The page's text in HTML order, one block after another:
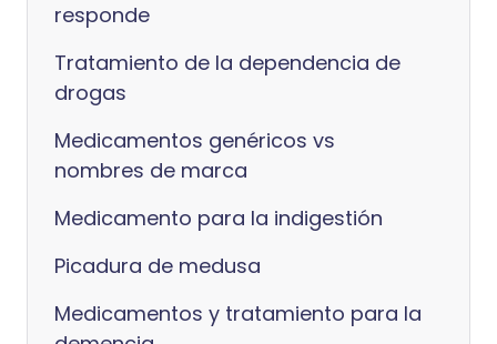
responde
Tratamiento de la dependencia de
drogas
Medicamentos genéricos vs
nombres de marca
Medicamento para la indigestión
Picadura de medusa
Medicamentos y tratamiento para la